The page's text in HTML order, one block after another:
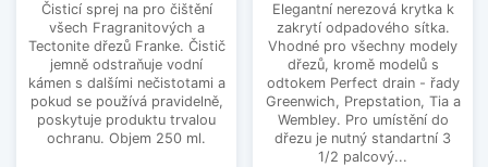
Čisticí sprej na pro čištění
všech Fragranitových a
Tectonite dřezů Franke. Čistič
jemně odstraňuje vodní
kámen s dalšími nečistotami a
pokud se používá pravidelně,
poskytuje produktu trvalou
ochranu. Objem 250 ml.
Elegantní nerezová krytka k
zakrytí odpadového sítka.
Vhodné pro všechny modely
dřezů, kromě modelů s
odtokem Perfect drain - řady
Greenwich, Prepstation, Tia a
Wembley. Pro umístění do
dřezu je nutný standartní 3
1/2 palcový...